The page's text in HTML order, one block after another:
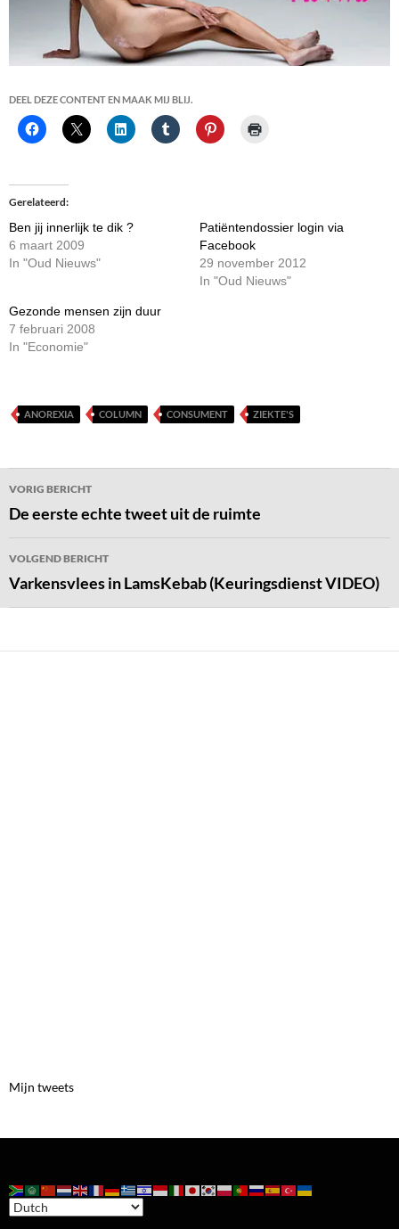
DEEL DEZE CONTENT EN MAAK MIJ BLIJ.
Gerelateerd
Ben jij innerlijk te dik ?
6 maart 2009
In "Oud Nieuws"
Patiëntendossier login via
Facebook
29 november 2012
In "Oud Nieuws"
Gezonde mensen zijn duur
7 februari 2008
In "Economie"
ANOREXIA COLUMN CONSUMENT ZIEKTE'S
Bericht
navigatie
VORIG BERICHT
De eerste echte tweet uit de ruimte
VOLGEND BERICHT
Varkensvlees in LamsKebab (Keuringsdienst VIDEO)
Mijn tweets